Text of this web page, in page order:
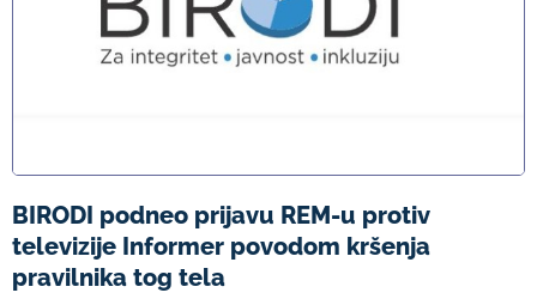
BIRODI podneo prijavu REM-u protiv
televizije Informer povodom kršenja
pravilnika tog tela